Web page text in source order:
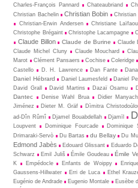
Charles-François Pannard
Chateaubriand
Christian Bachelin
Christian Bobin Christian
Christian-Erwin Andersen
Christiane
Christophe Brégaint
Christophe Lacampagne
Claude Billon Claude de Burine Claude
Claude Michel Cluny Claude Mouchard
Marot
Clément Pansaers Cochise Coleridge
Castello
D. H. Lawrence Dan Fante
Daniel Hébrard Daniel Laumesfeld Daniel
David Grall
David Martins Dazaï Osamu
Dantec
Denise Wahl Brua Didier Manyach
Jiménez
Dieter M. Gräf Dìmitra
ad-Dîn Rûmî
Djamel Bouabdellah Djamīl
Loupvent
Dominique Fourcade Dominique
Drimaraki-Servò
Du Bartas du Bellay Du Mu
Edmond Jabès
Edouard Glissant Eduardo
Schwarz
Emil Juliš Émile Goudeau Émile
K
Empédocle Enfants de Woippy
Gaussens-Hillwater
Erri de Luca Ethel
Eugénio de Andrade Eugenio Montale Eusèbe